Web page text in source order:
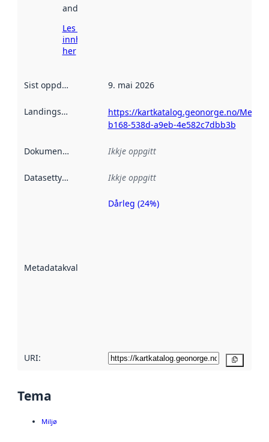
andre stader.
Les meir om
innhenting
her
Sist oppdatert 9. mai 2026
Landingsside
https://kartkatalog.geonorge.no/
b168-538d-a9eb-4e582c7dbb3b
Dokumentasjon Ikkje oppgitt
Datasettype Ikkje oppgitt
Metadatakvalitet
Metadatakvalitet
Dårleg (24%)
URI:
Tema
Miljø